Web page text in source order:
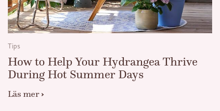
Tips
How to Help Your Hydrangea Thrive
During Hot Summer Days
Läs mer